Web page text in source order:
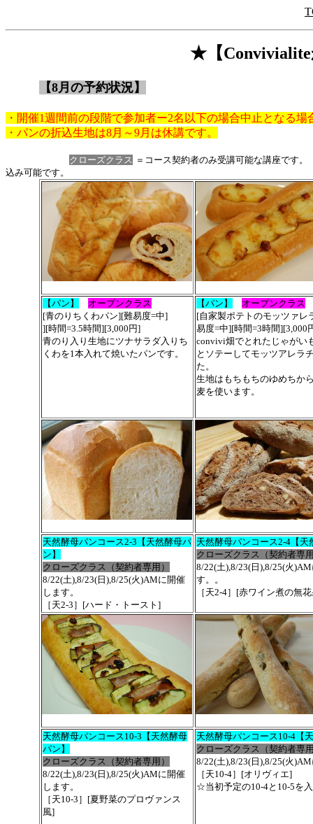
★【
【8月の予約状況】
・開催1週間前の段階で参加者ー2名以下の場合中止となる場
・パンの折込生地は8月～9月は休講です。
クローズクラス ＝コース契約者のみ受講可能な講座です
込み可能です。
【パン】
オープンクラス
[青のりちくわパン][難易度=中]
][時間=3.5時間][3,000円]
青のり入り生地にツナサラダ入りち
くわを1本入れて焼いたパンです。
【パン】
オープンクラス
[自家製ポテトのモッツァレ
易度=中][時間=3時間][3,000
convivi畑でとれたじゃがい
とソテーしてモッツアレラ
た。
生地はもちもちのゆめちか
麦を使います。
天然酵母パンコース2-3【天然酵母パ
ン】
クローズクラス（契約者専用）
8/22(土),8/23(日),8/25(火)AMに開催
します。
［天2-3］[ハード・トースト]
天然酵母パンコース2-4【天
クローズクラス（契約者専
8/22(土),8/23(日),8/25(火
す。。
［天2-4］[赤ワイン煮の無
天然酵母パンコース10-3【天然酵母
パン】
クローズクラス（契約者専用）
8/22(土),8/23(日),8/25(火)AMに開催
します。
［天10-3］[夏野菜のプロヴァンス
風]
天然酵母パンコース10-4【
クローズクラス（契約者専
8/22(土),8/23(日),8/25(火
［天10-4］[オリヴィエ]
☆当初予定の10-4と10-5を